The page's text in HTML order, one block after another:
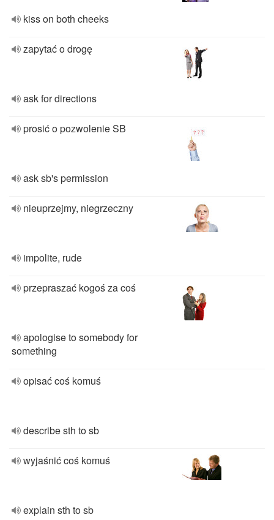
kiss on both cheeks
zapytać o drogę
ask for directions
prosić o pozwolenie SB
ask sb's permission
nieuprzejmy, niegrzeczny
impolite, rude
przepraszać kogoś za coś
apologise to somebody for
something
opisać coś komuś
describe sth to sb
wyjaśnić coś komuś
explain sth to sb